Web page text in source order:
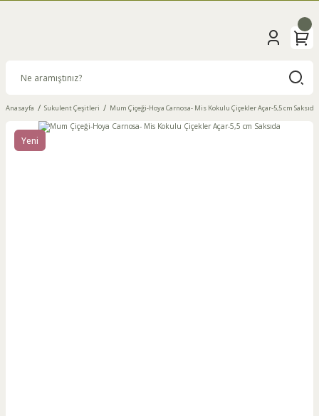
Anasayfa Sukulent Çeşitleri Mum Çiçeği-Hoya Carnosa- Mis Kokulu Çiçekler Açar-5,5 cm Saksıda
Yeni